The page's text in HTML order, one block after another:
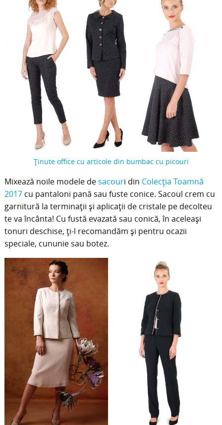
Ținute office cu articole din bumbac cu picouri
Mixează noile modele desacouri din Colecția Toamnă
2017cu pantaloni pană sau fuste conice. Sacoul crem cu
garnitură la terminații și aplicații de cristale pe decolteu
te va încânta! Cu fustă evazată sau conică, în aceleași
tonuri deschise, ți-l recomandăm și pentru ocazii
speciale, cununie sau botez.